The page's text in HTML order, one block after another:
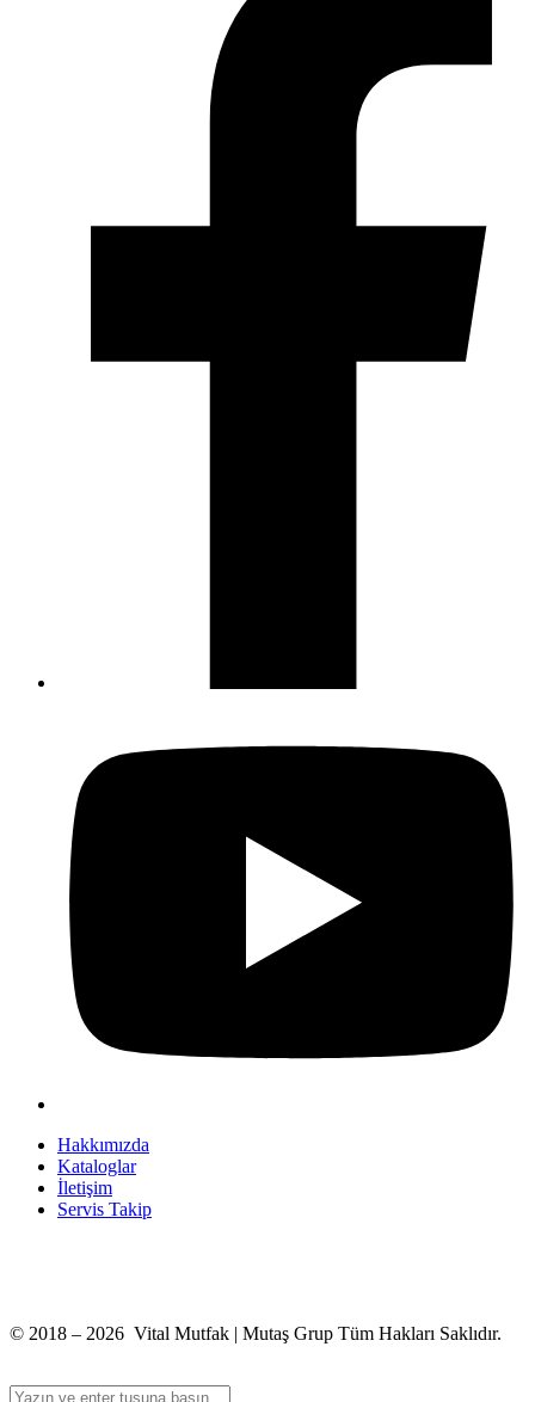
Hakkımızda
Kataloglar
İletişim
Servis Takip
© 2018 – 2026 Vital Mutfak | Mutaş Grup Tüm Hakları Saklıdır.